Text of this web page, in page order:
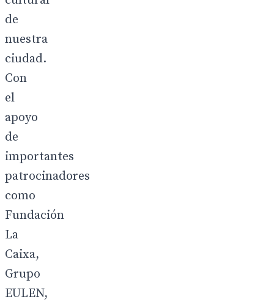
de
nuestra
ciudad.
Con
el
apoyo
de
importantes
patrocinadores
como
Fundación
La
Caixa,
Grupo
EULEN,